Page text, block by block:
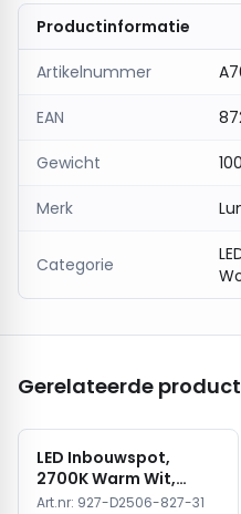
Productinformatie
Artikelnummer
EAN
Gewicht
Merk
Categorie
Gerelateerde
LED Inbouwspot,
2700K Warm Wit,
Rond, Zwart, Dimbaar,
Art.nr: 927-D2506-827-31